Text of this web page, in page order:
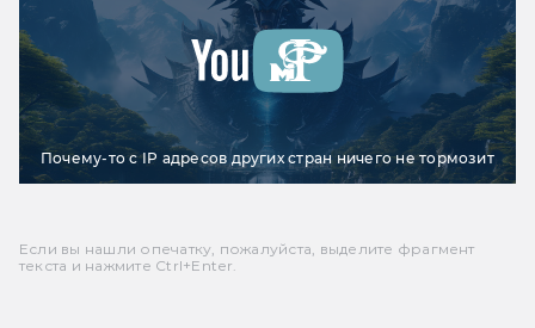
Почему-то с IP адресов других стран ничего не тормозит
Если вы нашли опечатку, пожалуйста, выделите фрагмент
текста и нажмите Ctrl+Enter.